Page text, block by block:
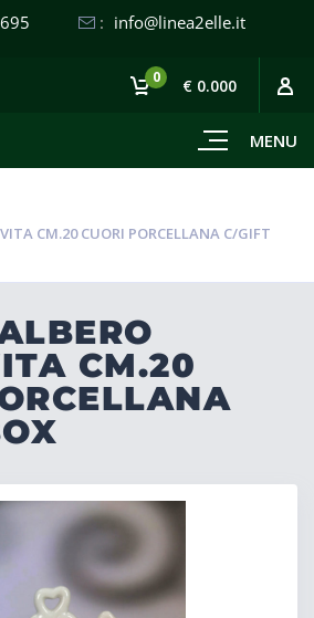
: info@linea2elle.it
MENU
0 € 0.000
CM.20 CUORI PORCELLANA C/GIFT
CM.20